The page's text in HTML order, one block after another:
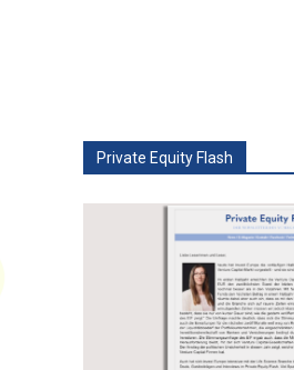
Private Equity Flash